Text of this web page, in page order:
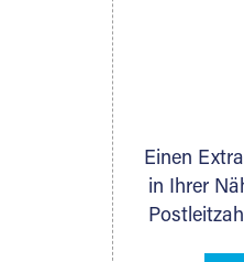
DMG
Einen
in Ihrer